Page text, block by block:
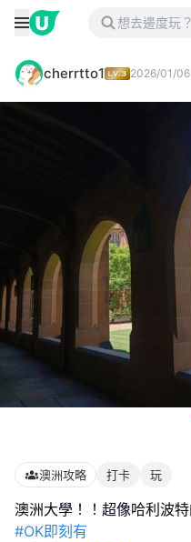
cherrtto1 2026/01/06
澳洲攻略 打卡 玩
#OK即刻有